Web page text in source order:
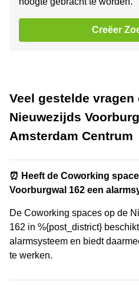
Creëer
Veel gestelde
Nieuwezijds
Amsterdam Centrum
⏰ Heeft de Coworking
Voorburgwal 162 een
De Coworking spaces op de
162 in %{post_district}
alarmsysteem en biedt
te werken.